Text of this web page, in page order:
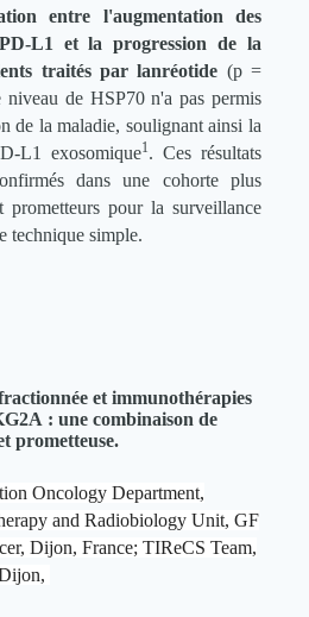
entre l'augmentation des
L1 et la progression de la
traités par lanréotide (p =
de HSP70 n'a pas permis
de la maladie, soulignant ainsi la
L1 exosomique1. Ces résultats
dans une cohorte plus
prometteurs pour la surveillance
technique simple.
et immunothérapies
: une combinaison de
prometteuse.
Oncology Department,
and Radiobiology Unit, GF
Dijon, France; TIReCS Team,